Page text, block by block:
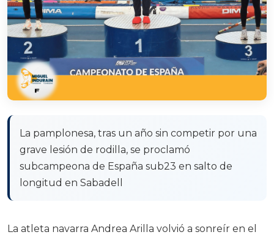
La pamplonesa, tras un año sin competir por una
grave lesión de rodilla, se proclamó
subcampeona de España sub23 en salto de
longitud en Sabadell
La atleta navarra Andrea Arilla volvió a sonreír en el